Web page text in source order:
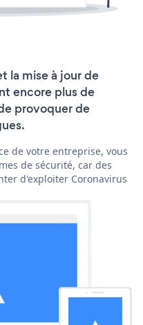
la mise à jour de
encore plus de
provoquer de
de votre entreprise, vous
de sécurité, car des
d'exploiter Coronavirus